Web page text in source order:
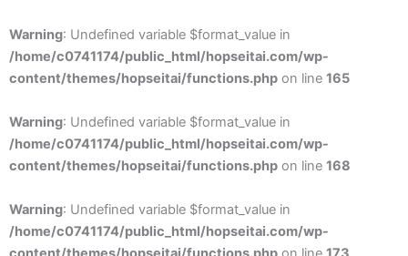
Warning: Undefined variable $format_value in
/home/c0741174/public_html/hopseitai.com/wp-
content/themes/hopseitai/functions.php on line 165
Warning: Undefined variable $format_value in
/home/c0741174/public_html/hopseitai.com/wp-
content/themes/hopseitai/functions.php on line 168
Warning: Undefined variable $format_value in
/home/c0741174/public_html/hopseitai.com/wp-